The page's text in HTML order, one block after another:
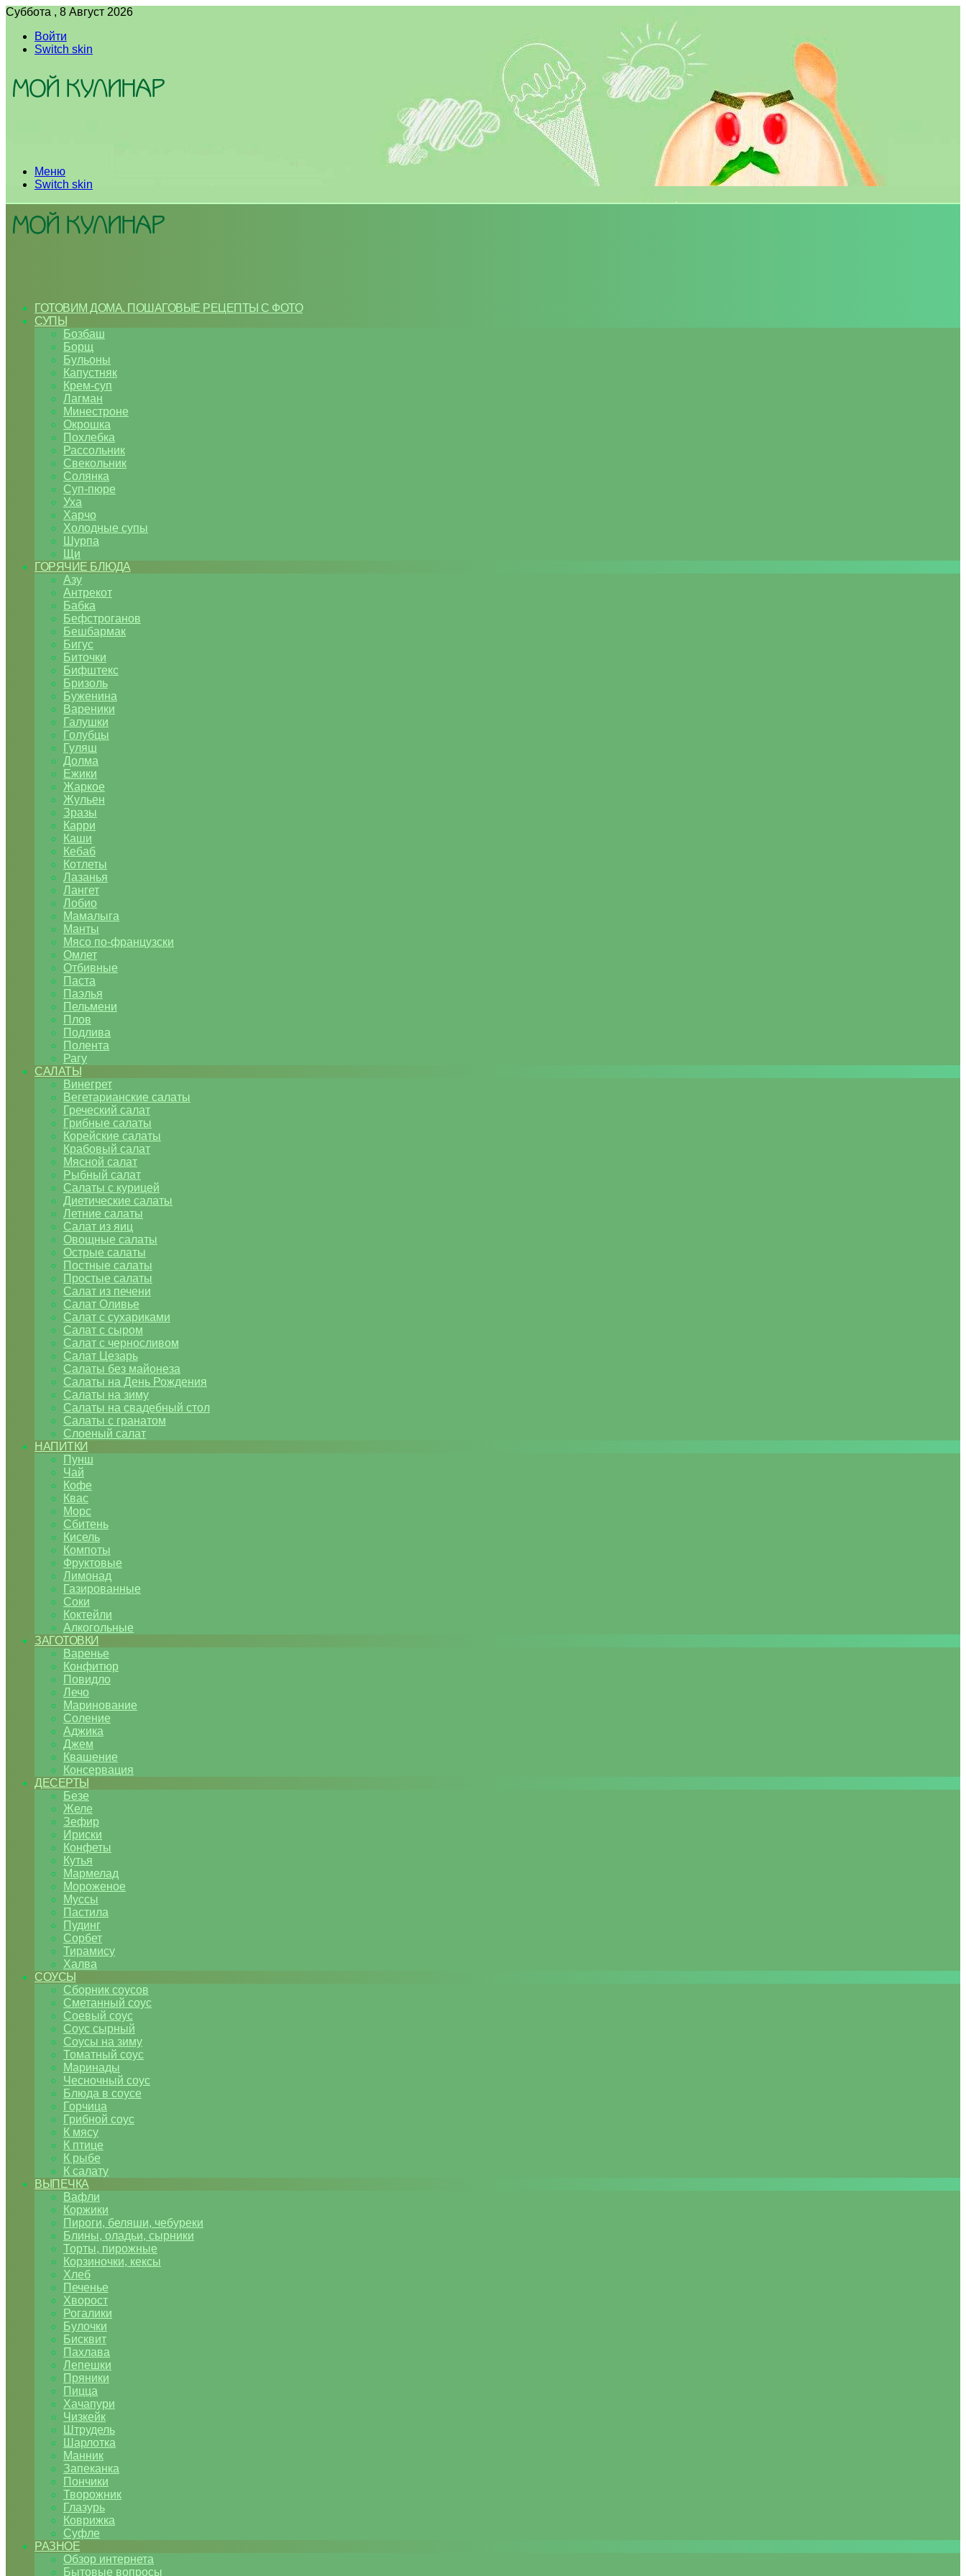
Суббота , 8 Август 2026
Войти
Switch skin
Меню
Switch skin
ГОТОВИМ ДОМА. ПОШАГОВЫЕ РЕЦЕПТЫ С ФОТО
СУПЫ
Бозбаш
Борщ
Бульоны
Капустняк
Крем-суп
Лагман
Минестроне
Окрошка
Похлебка
Рассольник
Свекольник
Солянка
Суп-пюре
Уха
Харчо
Холодные супы
Шурпа
Щи
ГОРЯЧИЕ БЛЮДА
Азу
Антрекот
Бабка
Бефстроганов
Бешбармак
Бигус
Биточки
Бифштекс
Бризоль
Буженина
Вареники
Галушки
Голубцы
Гуляш
Долма
Ежики
Жаркое
Жульен
Зразы
Карри
Каши
Кебаб
Котлеты
Лазанья
Лангет
Лобио
Мамалыга
Манты
Мясо по-французски
Омлет
Отбивные
Паста
Паэлья
Пельмени
Плов
Подлива
Полента
Рагу
САЛАТЫ
Винегрет
Вегетарианские салаты
Греческий салат
Грибные салаты
Корейские салаты
Крабовый салат
Мясной салат
Рыбный салат
Салаты с курицей
Диетические салаты
Летние салаты
Салат из яиц
Овощные салаты
Острые салаты
Постные салаты
Простые салаты
Салат из печени
Салат Оливье
Салат с сухариками
Салат с сыром
Салат с черносливом
Салат Цезарь
Салаты без майонеза
Салаты на День Рождения
Салаты на зиму
Салаты на свадебный стол
Салаты с гранатом
Слоеный салат
НАПИТКИ
Пунш
Чай
Кофе
Квас
Морс
Сбитень
Кисель
Компоты
Фруктовые
Лимонад
Газированные
Соки
Коктейли
Алкогольные
ЗАГОТОВКИ
Варенье
Конфитюр
Повидло
Лечо
Маринование
Соление
Аджика
Джем
Квашение
Консервация
ДЕСЕРТЫ
Безе
Желе
Зефир
Ириски
Конфеты
Кутья
Мармелад
Мороженое
Муссы
Пастила
Пудинг
Сорбет
Тирамису
Халва
СОУСЫ
Сборник соусов
Сметанный соус
Соевый соус
Соус сырный
Соусы на зиму
Томатный соус
Маринады
Чесночный соус
Блюда в соусе
Горчица
Грибной соус
К мясу
К птице
К рыбе
К салату
ВЫПЕЧКА
Вафли
Коржики
Пироги, беляши, чебуреки
Блины, оладьи, сырники
Торты, пирожные
Корзиночки, кексы
Хлеб
Печенье
Хворост
Рогалики
Булочки
Бисквит
Пахлава
Лепешки
Пряники
Пицца
Хачапури
Чизкейк
Штрудель
Шарлотка
Манник
Запеканка
Пончики
Творожник
Глазурь
Коврижка
Суфле
РАЗНОЕ
Обзор интернета
Бытовые вопросы